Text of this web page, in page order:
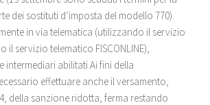
dei sostituti d’imposta del modello 770).
in via telematica (utilizzando il servizio
il servizio telematico FISCONLINE),
intermediari abilitati.Ai fini della
effettuare anche il versamento,
della sanzione ridotta, ferma restando